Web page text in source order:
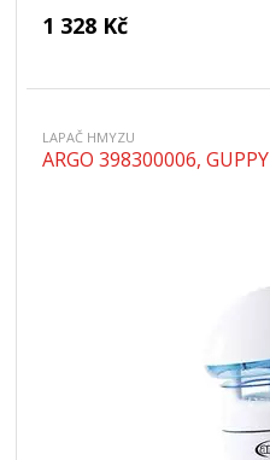
1 328 Kč
LAPAČ HMYZU
ARGO 398300006, GUPPY